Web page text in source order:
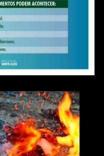
Pivetta é capacitado
melhorias ao
estados brasileiros
e tenho certeza que
completou.